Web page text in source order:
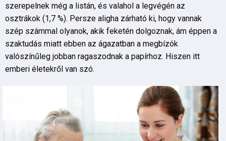
szerepelnek még a listán, és valahol a legvégén az
osztrákok (1,7 %). Persze aligha zárható ki, hogy vannak
szép számmal olyanok, akik feketén dolgoznak, ám éppen a
szaktudás miatt ebben az ágazatban a megbízók
valószínűleg jobban ragaszodnak a papírhoz. Hiszen itt
emberi életekről van szó.